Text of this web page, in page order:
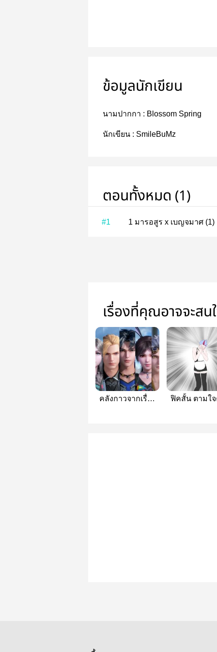
ข้อมูลนักเขียน
นามปากกา : Blossom Spring
นักเขียน : SmileBuMz
ตอนทั้งหมด (1)
#1 1 มารอสูร x เบญจมาศ (1)
เรื่องที่คุณอาจจะสน
คลังกาวจากเรื่อง
ฟิคสั้น ตามใ